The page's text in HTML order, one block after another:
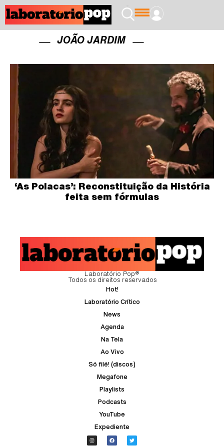
JOÃO JARDIM
‘As Polacas’: Reconstituição da História
feita sem fórmulas
Laboratório Pop®
Todos os direitos reservados
Hot!
Laboratório Crítico
News
Agenda
Na Tela
Ao Vivo
Só filé! (discos)
Megafone
Playlists
Podcasts
YouTube
Expediente